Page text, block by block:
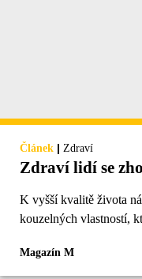
Článek | Zdraví
Zdraví lidí se
K vyšší kvalitě života
kouzelných vlastností,
Magazín M